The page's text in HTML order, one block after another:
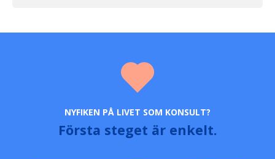
NYFIKEN PÅ LIVET SOM KONSULT?
Första steget är enkelt.